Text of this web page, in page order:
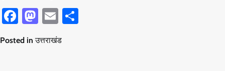
Facebook
Mastodon
Email
Posted inउत्तराखंड